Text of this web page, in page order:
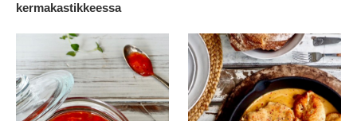
kermakastikkeessa